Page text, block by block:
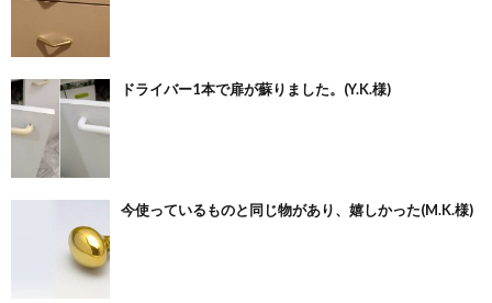
ドライバー1本で扉が蘇りました。(Y.K.様)
今使っているものと同じ物があり、嬉しかった(M.K.様)